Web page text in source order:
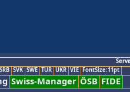
SRB SVK SWE TUR UKR VIE FontSize:11pt
Swiss-Manager ÖSB FIDE